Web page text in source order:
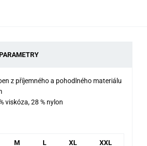
z příjemného a pohodlného materiálu
viskóza, 28 % nylon
M L XL XXL